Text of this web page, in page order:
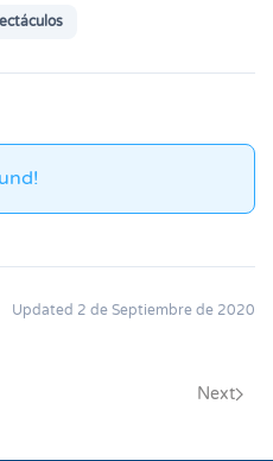
Updated 2 de Septiembre de 2020
Next